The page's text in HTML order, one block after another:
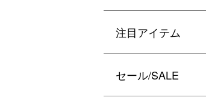
注目アイテム
セール/SALE